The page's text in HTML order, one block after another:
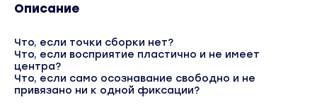
Описание
Что, если точки сборки нет?
Что, если восприятие пластично и не имеет
центра?
Что, если само осознавание свободно и не
привязано ни к одной фиксации?